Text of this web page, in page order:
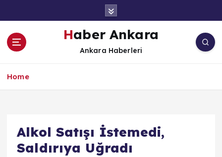
Haber Ankara
Ankara Haberleri
Home
Alkol Satışı İstemedi,
Saldırıya Uğradı